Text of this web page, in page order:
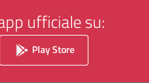
ufficiale su:
Play Store